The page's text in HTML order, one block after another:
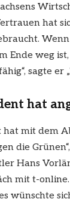
hat
Wenn
Ende weg
sagte er
hat
hat mit dem
die
Hans
mit t-
wünschte